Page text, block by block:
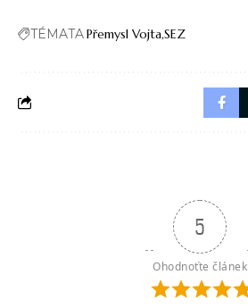
TÉMATAPřemysl VojtaSEZ
5
Ohodnoťte článek